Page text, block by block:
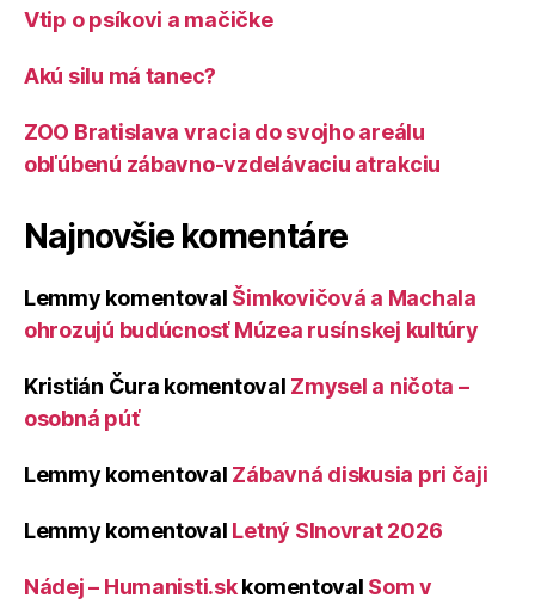
Vtip o psíkovi a mačičke
Akú silu má tanec?
ZOO Bratislava vracia do svojho areálu
obľúbenú zábavno-vzdelávaciu atrakciu
Najnovšie komentáre
Lemmy komentoval Šimkovičová a Machala
ohrozujú budúcnosť Múzea rusínskej kultúry
Kristián Čura komentoval Zmysel a ničota –
osobná púť
Lemmy komentoval Zábavná diskusia pri čaji
Lemmy komentoval Letný Slnovrat 2026
Nádej – Humanisti.skkomentoval Som v